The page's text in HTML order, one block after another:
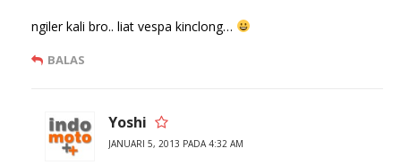
ngiler kali bro.. liat vespa kinclong…
BALAS
Yoshi
JANUARI 5, 2013 PADA 4:32 AM